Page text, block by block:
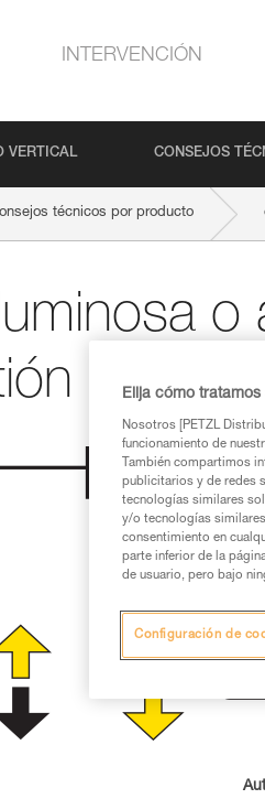
INTERVENCIÓN
VERTICAL CONSEJOS
técnicos por producto
o
deElija cómo
Nosotros [PETZL
funcionamiento de
También compartimos
publicitarios y de redes
tecnologías similares
y/o tecnologías
consentimiento en
parte inferior de la
de usuario, pero bajo
Configuración de